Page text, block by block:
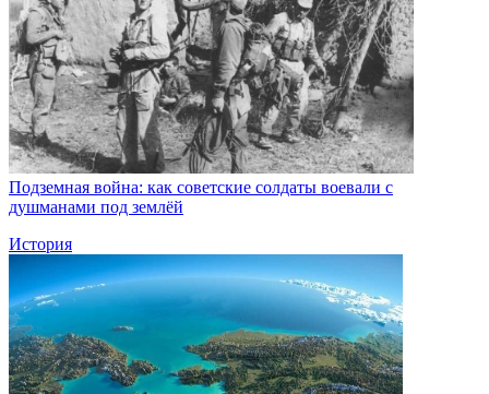
Подземная война: как советские солдаты воевали с
душманами под землёй
История